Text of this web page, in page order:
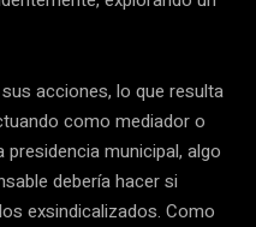
acciones, lo que resulta
como mediador o
municipal, algo
debería hacer si
exsindicalizados. Como